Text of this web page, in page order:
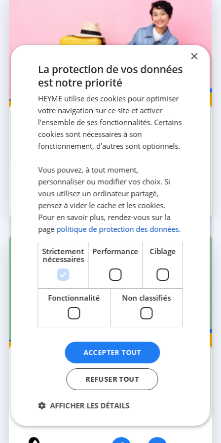
24 JUIL. 2026
Voyage
La valise parfaite pour les vacances : la
check-list anti-oubli
Prépare la valise parfaite pour les vacances grâce à
accessoires tech, astuces gain de place et indi...
La team HEYME
24 JUIL. 2026
Applications pour voyager : les
indispensables pour organiser ton trip
meilleures applications pour voyager partout dans le
monde sans te prendre la tête.
×
La protection de vos données
est notre priorité
HEYME utilise des cookies pour optimiser
votre navigation sur ce site et activer
l’ensemble de ses fonctionnalités. Certains
cookies sont nécessaires à son
fonctionnement, d’autres sont optionnels.
Vous pouvez, à tout moment,
personnaliser ou modifier vos choix. Si
vous utilisez un ordinateur partagé,
pensez à vider le cache et les cookies.
Pour en savoir plus, rendez-vous sur la
page politique de protection des données.
Strictement
nécessaires
Performance Ciblage
Fonctionnalité Non classifiés
ACCEPTER TOUT
REFUSER TOUT
AFFICHER LES DÉTAILS